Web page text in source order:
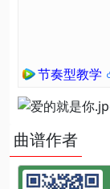
节奏型教学
曲谱作者